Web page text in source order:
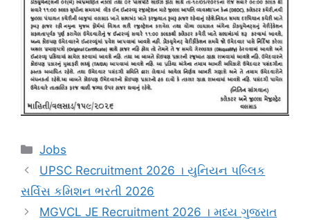
Categories
Jobs
UPSC Recruitment 2026 । યુનિયન પબ્લિક
સર્વિસ કમિશન ભરતી 2026
MGVCL JE Recruitment 2026 । મધ્ય ગુજરાત